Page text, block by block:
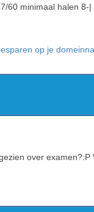
60 minimaal halen 8-|
op je
over examen?:P